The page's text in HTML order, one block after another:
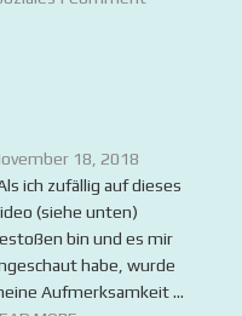
18, 2018
ich zufällig auf dieses
(siehe unten)
bin und es mir
habe, wurde
Aufmerksamkeit ...